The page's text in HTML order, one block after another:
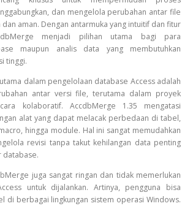
dan mengelola perubahan antar file
aman. Dengan antarmuka yang intuitif dan fitur
menjadi pilihan utama bagi para
maupun analis data yang membutuhkan
tinggi.
dalam pengelolaan database Access adalah
antar versi file, terutama dalam proyek
kolaboratif. AccdbMerge 1.35 mengatasi
alat yang dapat melacak perbedaan di tabel,
hingga module. Hal ini sangat memudahkan
revisi tanpa takut kehilangan data penting
database.
juga sangat ringan dan tidak memerlukan
untuk dijalankan. Artinya, pengguna bisa
di berbagai lingkungan sistem operasi Windows.